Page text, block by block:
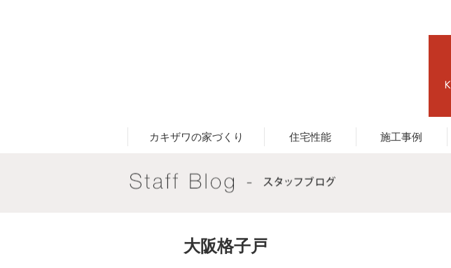
カキザワの家づくり 住宅性能 施工事例
大阪格子戸